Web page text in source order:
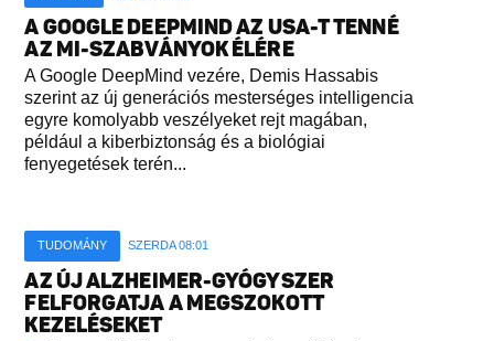
A GOOGLE DEEPMIND AZ USA-T TENNÉ
AZ MI-SZABVÁNYOK ÉLÉRE
A Google DeepMind vezére, Demis Hassabis
szerint az új generációs mesterséges intelligencia
egyre komolyabb veszélyeket rejt magában,
például a kiberbiztonság és a biológiai
fenyegetések terén...
TUDOMÁNY SZERDA 08:01
AZ ÚJ ALZHEIMER-GYÓGYSZER
FELFORGATJA A MEGSZOKOTT
KEZELÉSEKET